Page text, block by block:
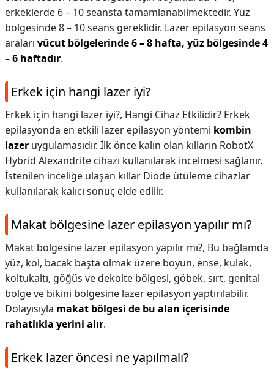
erkeklerde 6 – 10 seansta tamamlanabilmektedir. Yüz
bölgesinde 8 – 10 seans gereklidir. Lazer epilasyon seans
araları vücut bölgelerinde 6 – 8 hafta, yüz bölgesinde 4
– 6 haftadır.
Erkek için hangi lazer iyi?
Erkek için hangi lazer iyi?, Hangi Cihaz Etkilidir? Erkek
epilasyonda en etkili lazer epilasyon yöntemi kombin
lazer uygulamasıdır. İlk önce kalın olan kılların RobotX
Hybrid Alexandrite cihazı kullanılarak incelmesi sağlanır.
İstenilen inceliğe ulaşan kıllar Diode ütüleme cihazlar
kullanılarak kalıcı sonuç elde edilir.
Makat bölgesine lazer epilasyon yapılır mı?
Makat bölgesine lazer epilasyon yapılır mı?, Bu bağlamda
yüz, kol, bacak başta olmak üzere boyun, ense, kulak,
koltukaltı, göğüs ve dekolte bölgesi, göbek, sırt, genital
bölge ve bikini bölgesine lazer epilasyon yaptırılabilir.
Dolayısıyla makat bölgesi de bu alan içerisinde
rahatlıkla yerini alır.
Erkek lazer öncesi ne yapılmalı?